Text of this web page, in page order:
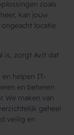
zoals
kan jouw
locatie
is, zorgt Avit dat
helpen IT-
en beheren
We maken van
geheel
veilig en